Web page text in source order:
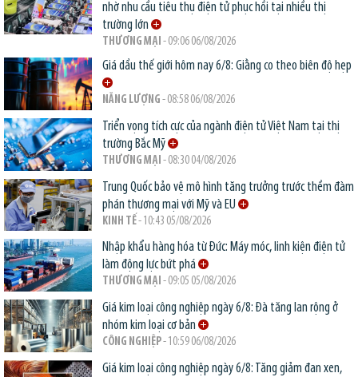
nhờ nhu cầu tiêu thụ điện tử phục hồi tại nhiều thị
trường lớn
THƯƠNG MẠI - 09:06 06/08/2026
Giá dầu thế giới hôm nay 6/8: Giằng co theo biên độ hẹp
NĂNG LƯỢNG - 08:58 06/08/2026
Triển vọng tích cực của ngành điện tử Việt Nam tại thị
trường Bắc Mỹ
THƯƠNG MẠI - 08:30 04/08/2026
Trung Quốc bảo vệ mô hình tăng trưởng trước thềm đàm
phán thương mại với Mỹ và EU
KINH TẾ- 10:43 05/08/2026
Nhập khẩu hàng hóa từ Đức: Máy móc, linh kiện điện tử
làm động lực bứt phá
THƯƠNG MẠI - 09:05 05/08/2026
Giá kim loại công nghiệp ngày 6/8: Đà tăng lan rộng ở
nhóm kim loại cơ bản
CÔNG NGHIỆP- 10:59 06/08/2026
Giá kim loại công nghiệp ngày 6/8: Tăng giảm đan xen,